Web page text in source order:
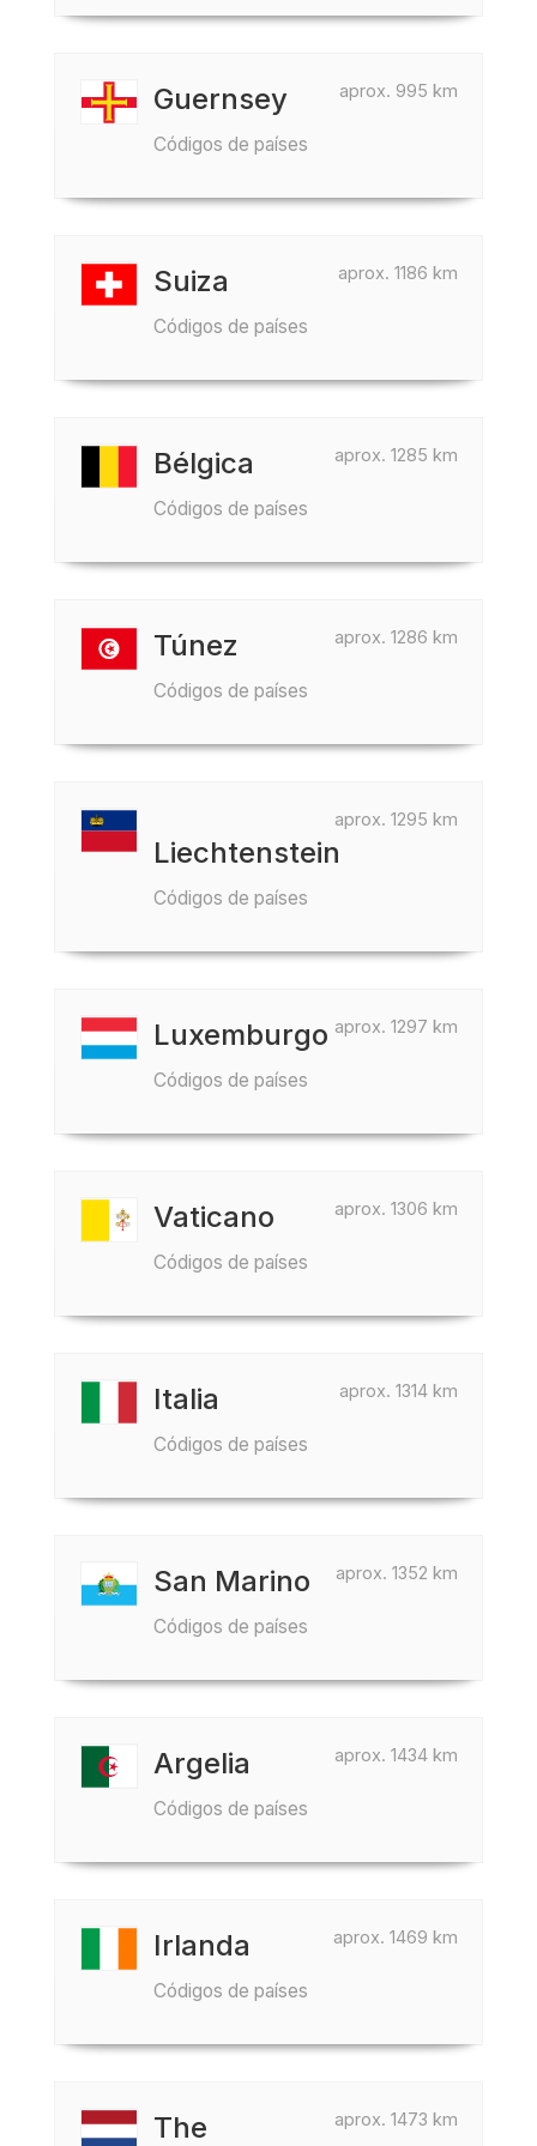
aprox. 995 km
Guernsey
Códigos de países
aprox. 1186 km
Suiza
Códigos de países
aprox. 1285 km
Bélgica
Códigos de países
aprox. 1286 km
Túnez
Códigos de países
aprox. 1295 km
Liechtenstein
Códigos de países
aprox. 1297 km
Luxemburgo
Códigos de países
aprox. 1306 km
Vaticano
Códigos de países
aprox. 1314 km
Italia
Códigos de países
aprox. 1352 km
San Marino
Códigos de países
aprox. 1434 km
Argelia
Códigos de países
aprox. 1469 km
Irlanda
Códigos de países
aprox. 1473 km
The